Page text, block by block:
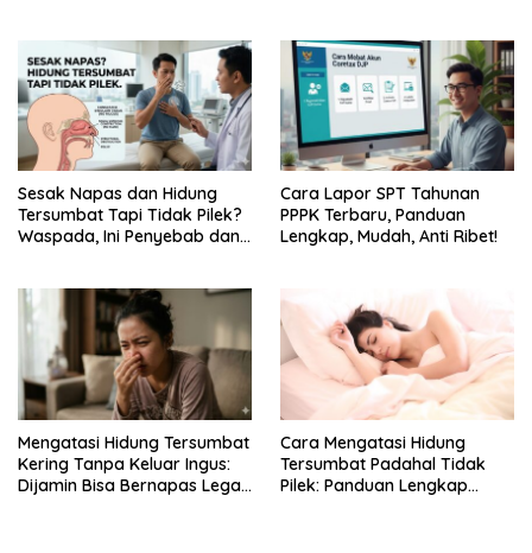
Sesak Napas dan Hidung
Tersumbat Tapi Tidak Pilek?
Waspada, Ini Penyebab dan
Cara Lapor SPT Tahunan
PPPK Terbaru, Panduan
Lengkap, Mudah, Anti Ribet!
Mengatasi Hidung Tersumbat
Kering Tanpa Keluar Ingus:
Dijamin Bisa Bernapas Lega
Cara Mengatasi Hidung
Tersumbat Padahal Tidak
Pilek: Panduan Lengkap